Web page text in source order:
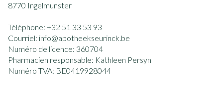
8770 Ingelmunster
Téléphone: +32 51 33 53 93
Courriel: info@apotheekseurinck.be
Numéro de licence: 360704
Pharmacien responsable: Kathleen Persyn
Numéro TVA: BE0419928044